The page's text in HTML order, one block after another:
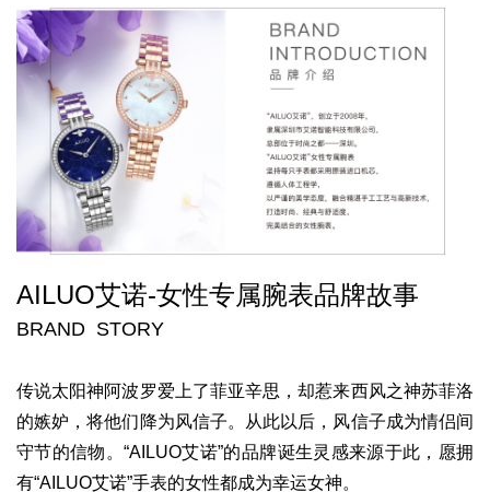
AILUO艾诺-女性专属腕表品牌故事
BRAND STORY
传说太阳神阿波罗爱上了菲亚辛思，却惹来西风之神苏菲洛
的嫉妒，将他们降为风信子。 从此以后， 风信子成为情侣间
守节的信物。“AILUO艾诺”的品牌诞生灵感来源于此， 愿拥
有“AILUO艾诺”手表的女性都成为幸运女神。